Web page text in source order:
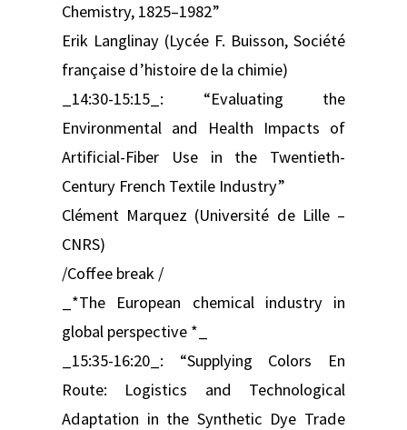
Chemistry, 1825–1982”
Erik Langlinay (Lycée F. Buisson, Société
française d’histoire de la chimie)
_14:30-15:15_: “Evaluating the
Environmental and Health Impacts of
Artificial-Fiber Use in the Twentieth-
Century French Textile Industry”
Clément Marquez (Université de Lille –
CNRS)
/Coffee break /
_*The European chemical industry in
global perspective *_
_15:35-16:20_: “Supplying Colors En
Route: Logistics and Technological
Adaptation in the Synthetic Dye Trade